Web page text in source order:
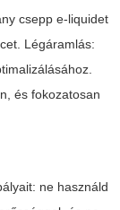
csepp e-liquidet
Légáramlás:
és fokozatosan
ne használd